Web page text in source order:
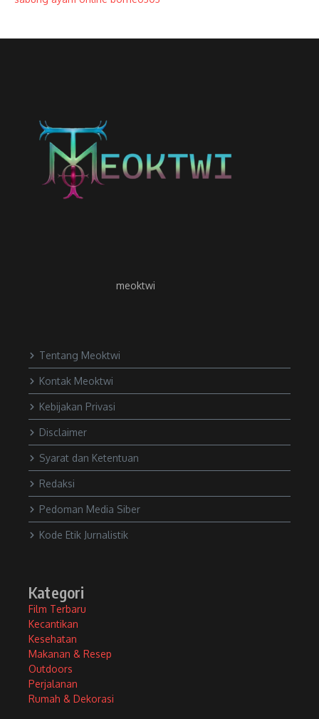
meoktwi
Tentang Meoktwi
Kontak Meoktwi
Kebijakan Privasi
Disclaimer
Syarat dan Ketentuan
Redaksi
Pedoman Media Siber
Kode Etik Jurnalistik
Kategori
Film Terbaru
Kecantikan
Kesehatan
Makanan & Resep
Outdoors
Perjalanan
Rumah & Dekorasi